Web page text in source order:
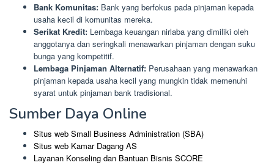
Bank Komunitas: Bank yang berfokus pada pinjaman kepada
usaha kecil di komunitas mereka.
Serikat Kredit: Lembaga keuangan nirlaba yang dimiliki oleh
anggotanya dan seringkali menawarkan pinjaman dengan suku
bunga yang kompetitif.
Lembaga Pinjaman Alternatif: Perusahaan yang menawarkan
pinjaman kepada usaha kecil yang mungkin tidak memenuhi
syarat untuk pinjaman bank tradisional.
Sumber Daya Online
Situs web Small Business Administration (SBA)
Situs web Kamar Dagang AS
Layanan Konseling dan Bantuan Bisnis SCORE